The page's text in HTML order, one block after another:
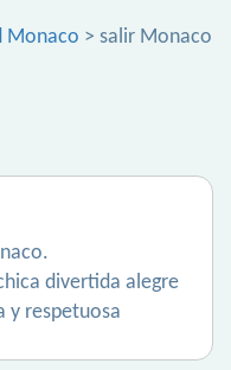
Monaco > salir Monaco
divertida alegre
y respetuosa